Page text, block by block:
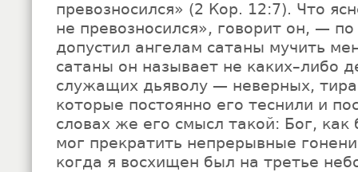
превозносился» (2 Кор. 12:7). Что
не превозносился», говорит он, —
допустил ангелам сатаны мучить
сатаны он называет не каких–либо
служащих дьяволу — неверных,
которые постоянно его теснили и
словах же его смысл такой: Бог, как
мог прекратить непрерывные
когда я восхищен был на третье